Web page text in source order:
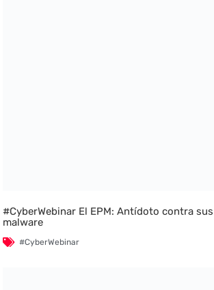
#CyberWebinar El EPM: Antídoto contra
malware
#CyberWebinar